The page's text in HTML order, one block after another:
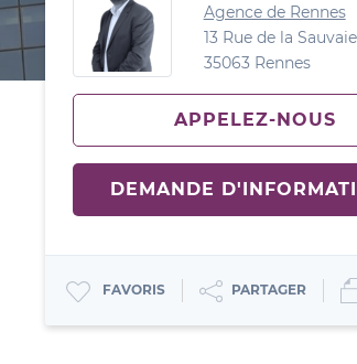
Agence de Rennes
13 Rue de la Sauvaie
35063 Rennes
APPELEZ-NOUS
DEMANDE
FAVORIS PARTAGER